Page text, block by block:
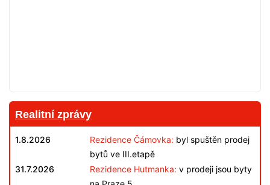
Realitní zprávy
1.8.2026 Rezidence Čámovka: byl spuštěn prodej
bytů ve III.etapě
31.7.2026
Rezidence Hutmanka: v prodeji jsou byty